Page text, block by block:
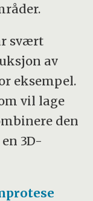
svært
av
eksempel.
vil lage
den
3D-